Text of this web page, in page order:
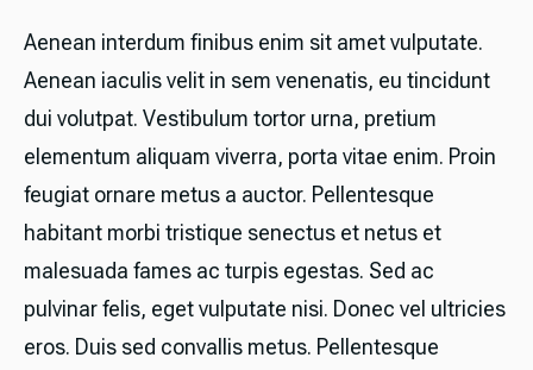
Aenean interdum finibus enim sit amet vulputate.
Aenean iaculis velit in sem venenatis, eu tincidunt
dui volutpat. Vestibulum tortor urna, pretium
elementum aliquam viverra, porta vitae enim. Proin
feugiat ornare metus a auctor. Pellentesque
habitant morbi tristique senectus et netus et
malesuada fames ac turpis egestas. Sed ac
pulvinar felis, eget vulputate nisi. Donec vel ultricies
eros. Duis sed convallis metus. Pellentesque